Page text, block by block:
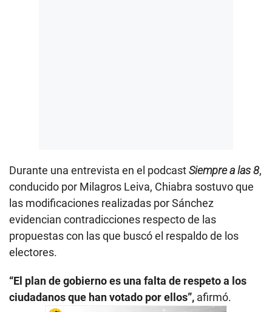
Durante una entrevista en el podcastSiempre a las 8,
conducido por Milagros Leiva, Chiabra sostuvo que
las modificaciones realizadas por Sánchez
evidencian contradicciones respecto de las
propuestas con las que buscó el respaldo de los
electores.
“El plan de gobierno es una falta de respeto a los
ciudadanos que han votado por ellos”, afirmó.